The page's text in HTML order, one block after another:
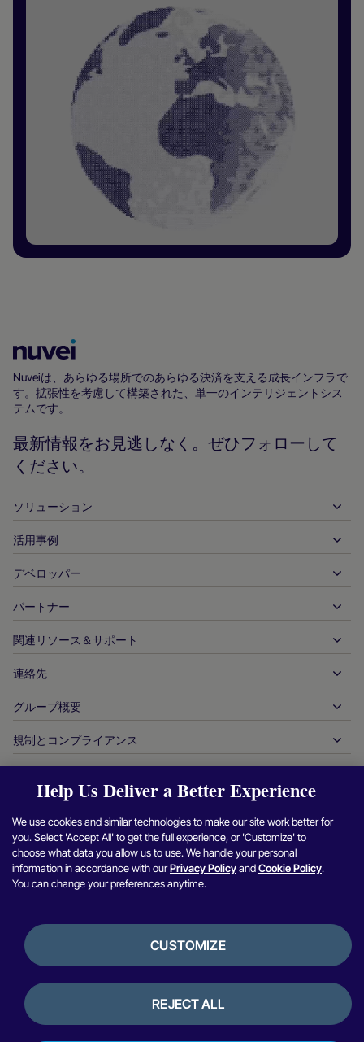
ホ
ー
ペ
ー
Nuveiは、あらゆる場所でのあらゆる決済を支える成長インフラで
す。拡張性を考慮して構築された、単一のインテリジェントシス
テムです。
最新情報をお見逃しなく。ぜひフォローして
ください。
ソリューション
入金
出金
リアルタイム決済
発行
決済方法
APM
オーソリ最適化
不正行為＆リスク管理
チャージバックの解決
通貨管理
照合管理
統合オプション
バンキングサービス
暗号通貨＆デジタル資産
決済オーケストレーション
活用事例
ホスピタリティ
自動車
企業間（B2B）
金融サービス
政府からの支払い
旅行＆モビリティ
暗号通貨プラットフォーム＆両替
マーケットプレイス
中小企業
デジタルコンテンツ＆サブスクリプション
ビデオゲーム
デベロッパー
デベロッパーツール
API 参照ドキュメント
ドキュメントセンター
パートナー
当社との提携
パートナー製品＆ソリューション
技術パートナー
パートナー DNA
パートナーの洞察
関連リソース＆サポート
お客様サポート
加盟店向けリソース
業界レポート
連絡先
販売に関するお問い合わせ
最高経営責任者室
カナダ行動規範
企業情報
加盟店紹介プログラム
セキュリティ脆弱性の報告
グループ概要
当社について
採用情報
ケーススタディ
ブログ
ニュースルーム
インタビュー＆ウェビナー
規制とコンプライアンス
現代奴隷制対策報告（英国）
現代奴隷制対策に関する報告（カナダ）
アルゼンチンの情報と方針
ブラジルの情報と方針
内部通報に関する方針
ライセンスおよび認証
ログイン お問い合わせ
FacebookX（Twitter）Instagram Linkedin
クッキーポリシー
利用規約
レビュー＆お客様の声
Help Us Deliver a Better Experience
We use cookies and similar technologies to make our site work better for
you. Select 'Accept All' to get the full experience, or 'Customize' to
choose what data you allow us to use. We handle your personal
information in accordance with ourPrivacy PolicyandCookie Policy.
You can change your preferences anytime.
CUSTOMIZE
REJECT ALL